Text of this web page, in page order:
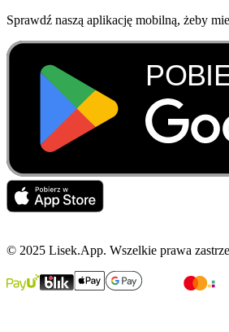
Sprawdź naszą aplikację mobilną, żeby
© 2025 Lisek.App. Wszelkie prawa